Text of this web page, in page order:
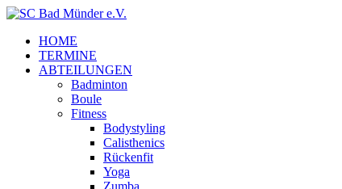
HOME
TERMINE
ABTEILUNGEN
Badminton
Boule
Fitness
Bodystyling
Calisthenics
Rückenfit
Yoga
Zumba